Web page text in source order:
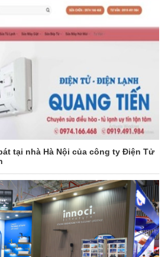
tại nhà Hà Nội của công ty Điện Tử